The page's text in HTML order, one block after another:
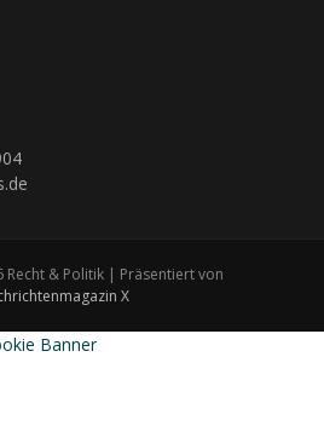
& Politik | Präsentiert von
X
Banner